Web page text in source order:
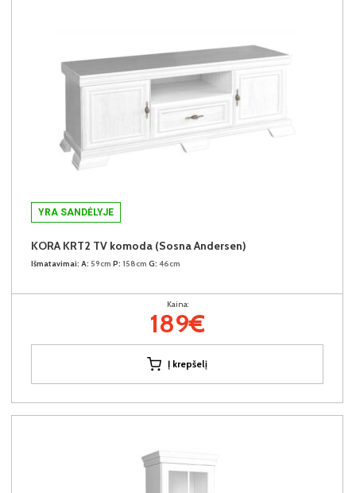
YRA SANDĖLYJE
KORA KRT2 TV komoda (Sosna Andersen)
Išmatavimai: A: 59cm P: 158cm G: 46cm
Kaina:
189€
Į krepšelį